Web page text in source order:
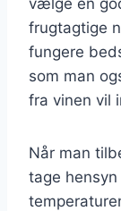
frugtagtige
fungere
som man
fra vinen vil
Når man
tage